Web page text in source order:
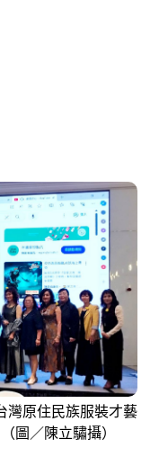
灣原住民族服裝才藝
圖／陳立驌攝）